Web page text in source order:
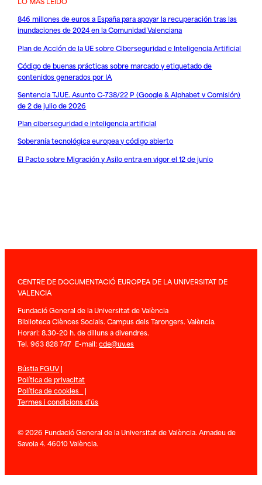
846 millones de euros a España para apoyar la recuperación tras las
inundaciones de 2024 en la Comunidad Valenciana
Plan de Acción de la UE sobre Ciberseguridad e Inteligencia Artificial
Código de buenas prácticas sobre marcado y etiquetado de
contenidos generados por IA
Sentencia TJUE. Asunto C-738/22 P (Google & Alphabet v Comisión)
de 2 de julio de 2026
Plan ciberseguridad e inteligencia artificial
Soberanía tecnológica europea y código abierto
El Pacto sobre Migración y Asilo entra en vigor el 12 de junio
CENTRE DE DOCUMENTACIÓ EUROPEA DE LA UNIVERSITAT DE
VALENCIA
Fundació General de la Universitat de València
Biblioteca Ciènces Socials. Campus dels Tarongers. València.
Horari: 8.30-20 h. de dilluns a divendres.
Tel. 963 828 747 E-mail:cde@uv.es
Bústia FGUV|
Política de privacitat
Política de cookies |
Termes i condicions d’ús
© 2026 Fundació General de la Universitat de València. Amadeu de
Savoia 4. 46010 València.